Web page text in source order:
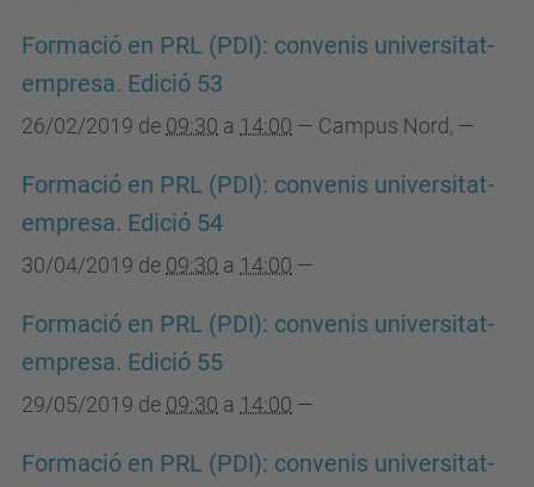
Formació en PRL (PDI): convenis universitat-
empresa. Edició 53
26/02/2019 de 09:30 a 14:00 — Campus Nord, —
Formació en PRL (PDI): convenis universitat-
empresa. Edició 54
30/04/2019 de 09:30 a 14:00 —
Formació en PRL (PDI): convenis universitat-
empresa. Edició 55
29/05/2019 de 09:30 a 14:00 —
Formació en PRL (PDI): convenis universitat-